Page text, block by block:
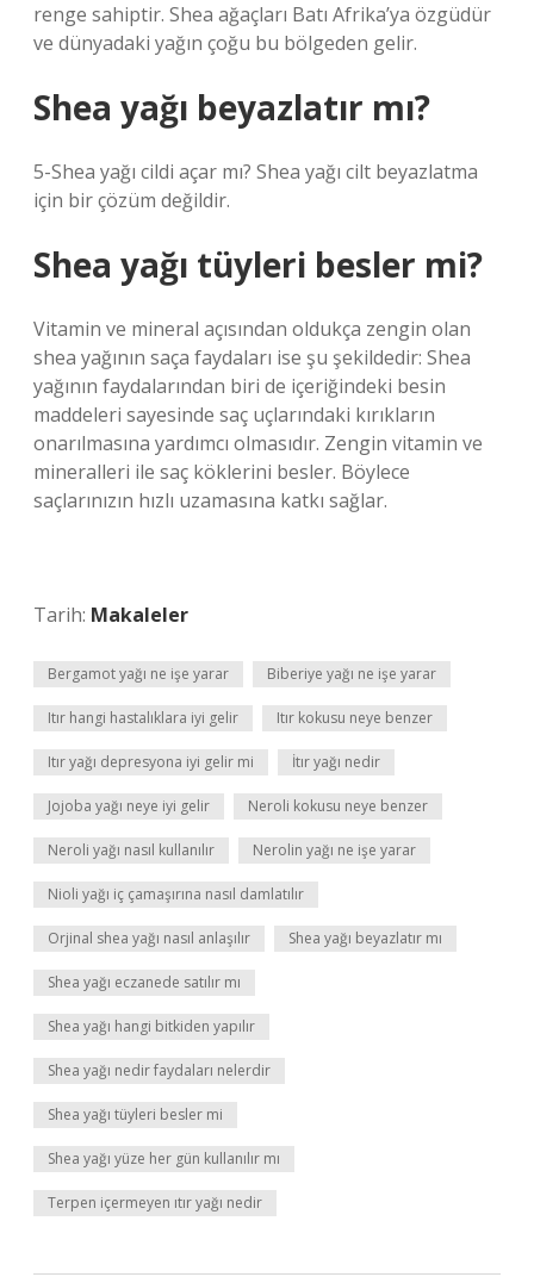
renge sahiptir. Shea ağaçları Batı Afrika’ya özgüdür
ve dünyadaki yağın çoğu bu bölgeden gelir.
Shea yağı beyazlatır mı?
5-Shea yağı cildi açar mı? Shea yağı cilt beyazlatma
için bir çözüm değildir.
Shea yağı tüyleri besler mi?
Vitamin ve mineral açısından oldukça zengin olan
shea yağının saça faydaları ise şu şekildedir: Shea
yağının faydalarından biri de içeriğindeki besin
maddeleri sayesinde saç uçlarındaki kırıkların
onarılmasına yardımcı olmasıdır. Zengin vitamin ve
mineralleri ile saç köklerini besler. Böylece
saçlarınızın hızlı uzamasına katkı sağlar.
Tarih: Makaleler
Bergamot yağı ne işe yarar Biberiye yağı ne işe yarar
Itır hangi hastalıklara iyi gelir Itır kokusu neye benzer
Itır yağı depresyona iyi gelir mi İtır yağı nedir
Jojoba yağı neye iyi gelir Neroli kokusu neye benzer
Neroli yağı nasıl kullanılır Nerolin yağı ne işe yarar
Nioli yağı iç çamaşırına nasıl damlatılır
Orjinal shea yağı nasıl anlaşılır Shea yağı beyazlatır mı
Shea yağı eczanede satılır mı
Shea yağı hangi bitkiden yapılır
Shea yağı nedir faydaları nelerdir
Shea yağı tüyleri besler mi
Shea yağı yüze her gün kullanılır mı
Terpen içermeyen ıtır yağı nedir